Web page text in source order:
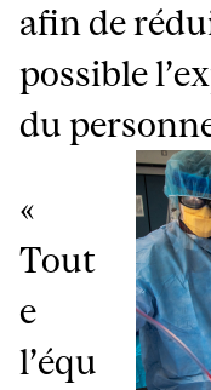
afin de
possible
du
«
Tout
e
l’équ